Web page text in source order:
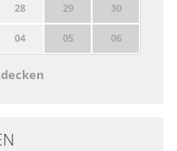
28 29 30
04 05 06